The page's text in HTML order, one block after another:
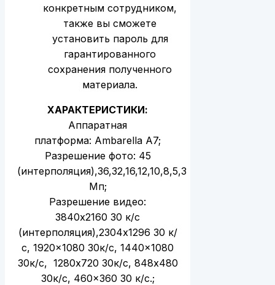
конкретным сотрудником,
также вы сможете
установить пароль для
гарантированного
сохранения полученного
материала.
ХАРАКТЕРИСТИКИ:
Аппаратная
платформа: Ambarella A7;
Разрешение фото: 45
(интерполяция),36,32,16,12,10,8,5,3
Mп;
Разрешение видео:
3840х2160 30 к/с
(интерполяция),2304х1296 30 к/
с, 1920×1080 30к/с, 1440×1080
30к/с, 1280х720 30к/с, 848х480
30к/с, 460×360 30 к/с.;